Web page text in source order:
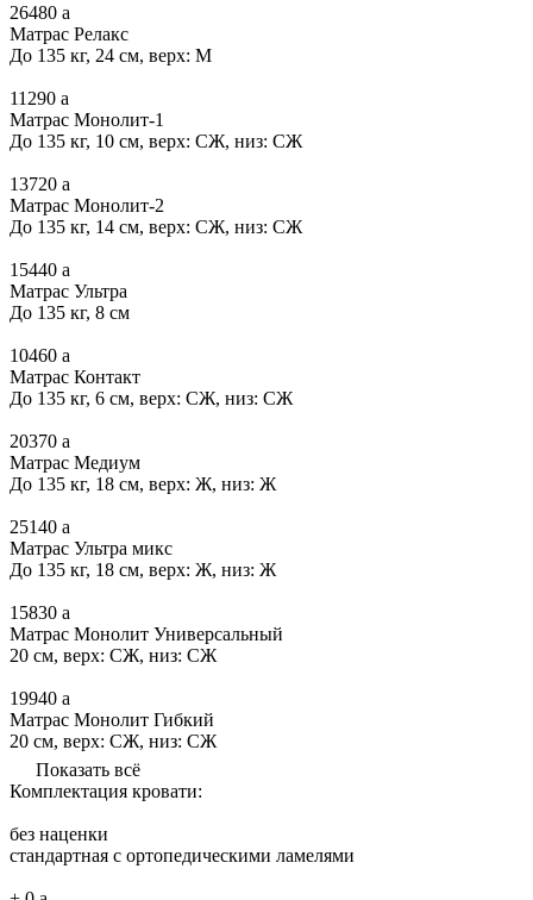
26480 a
Матрас Релакс
До 135 кг, 24 см, верх: М
11290 a
Матрас Монолит-1
До 135 кг, 10 см, верх: СЖ, низ: СЖ
13720 a
Матрас Монолит-2
До 135 кг, 14 см, верх: СЖ, низ: СЖ
15440 a
Матрас Ультра
До 135 кг, 8 см
10460 a
Матрас Контакт
До 135 кг, 6 см, верх: СЖ, низ: СЖ
20370 a
Матрас Медиум
До 135 кг, 18 см, верх: Ж, низ: Ж
25140 a
Матрас Ультра микс
До 135 кг, 18 см, верх: Ж, низ: Ж
15830 a
Матрас Монолит Универсальный
20 см, верх: СЖ, низ: СЖ
19940 a
Матрас Монолит Гибкий
20 см, верх: СЖ, низ: СЖ
Показать всё
Комплектация кровати:
без наценки
стандартная с ортопедическими ламелями